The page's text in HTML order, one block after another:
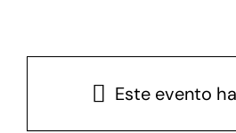
Este evento